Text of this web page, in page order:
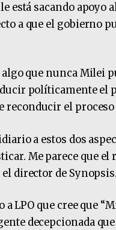
está sacando apoyo
a que el gobierno
que nunca Milei
políticamente el
reconducir el proceso
a estos dos
Me parece que el
director de Synopsis.
LPO que cree que
decepcionada